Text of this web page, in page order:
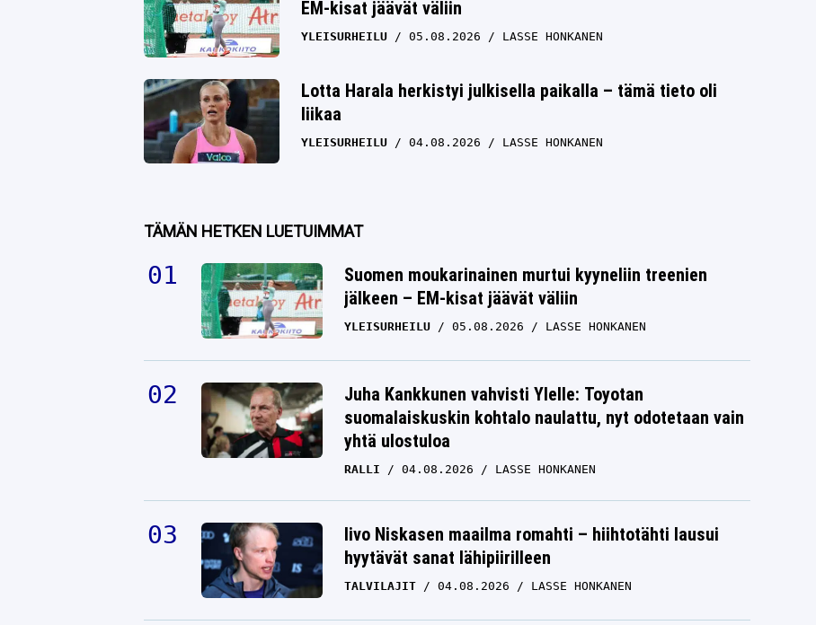
EM-kisat jäävät väliin
YLEISURHEILU 05.08.2026 LASSE HONKANEN
Lotta Harala herkistyi julkisella paikalla – tämä tieto oli
liikaa
YLEISURHEILU 04.08.2026 LASSE HONKANEN
TÄMÄN HETKEN LUETUIMMAT
Suomen moukarinainen murtui kyyneliin treenien
jälkeen – EM-kisat jäävät väliin
YLEISURHEILU 05.08.2026 LASSE HONKANEN
Juha Kankkunen vahvisti Ylelle: Toyotan
suomalaiskuskin kohtalo naulattu, nyt odotetaan vain
yhtä ulostuloa
RALLI 04.08.2026 LASSE HONKANEN
Iivo Niskasen maailma romahti – hiihtotähti lausui
hyytävät sanat lähipiirilleen
TALVILAJIT 04.08.2026 LASSE HONKANEN